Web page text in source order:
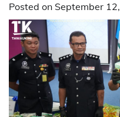
Posted on September